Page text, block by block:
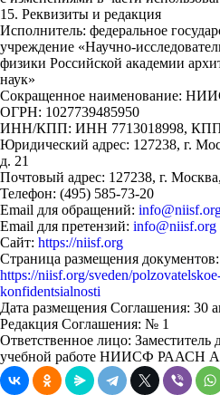
15. Реквизиты и редакция
Исполнитель: федеральное
учреждение «Научно-
физики Российской академии
наук»
Сокращенное наименование:
ОГРН: 1027739485950
ИНН/КПП: ИНН 7713018998, КПП
Юридический адрес: 127238, г.
д. 21
Почтовый адрес: 127238, г.
Телефон: (495) 585-73-20
Email для обращений:
Email для претензий: info@niisf.org
Сайт: https://niisf.org
Страница размещения документов:
https://niisf.org/sveden/
konfidentsialnosti
Дата размещения Соглашения: 30
Редакция Соглашения: № 1
Ответственное лицо:
учебной работе НИИСФ РААСН